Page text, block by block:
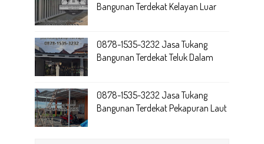
Bangunan Terdekat Kelayan Luar
0878-1535-3232 Jasa Tukang
Bangunan Terdekat Teluk Dalam
0878-1535-3232 Jasa Tukang
Bangunan Terdekat Pekapuran Laut